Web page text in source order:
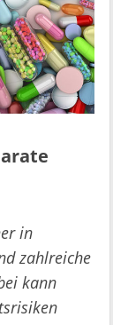
in
zahlreiche
kann